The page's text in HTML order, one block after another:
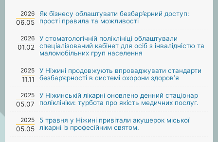
2026
06.05
Як бізнесу облаштувати безбар’єрний доступ:
прості правила та можливості
2026
01.02
У стоматологічній поліклініці облаштували
спеціалізований кабінет для осіб з інвалідністю та
маломобільних груп населення
2025
11.11
У Ніжині продовжують впроваджувати стандарти
безбар’єрності в системі охорони здоров’я
2025
05.07
У Ніжинській лікарні оновлено денний стаціонар
поліклініки: турбота про якість медичних послуг.
2025
05.05
5 травня у Ніжині привітали акушерок міської
лікарні із професійним святом.